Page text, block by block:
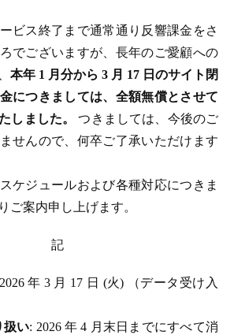
ビス終了まで通常通り反響課金をさ
でございますが、長年のご愛顧への
本年 1 月分から 3 月 17 日のサイト閉
につきましては、全額無償とさせて
しました。つきましては、今後のご
せんので、何卒ご了承いただけます
ケジュールおよび各種対応につきま
ご案内申し上げます。
記
年 3 月 17 日 (火) （データ受け入
扱い: 2026 年 4 月末日までにすべて消